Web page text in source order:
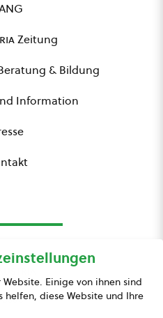
Zeitung
& Bildung
Information
Einige von ihnen sind
helfen, diese Website und Ihre